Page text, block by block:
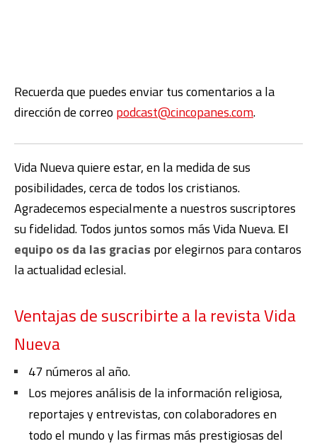
Recuerda que puedes enviar tus comentarios a la
dirección de correo podcast@cincopanes.com.
Vida Nueva quiere estar, en la medida de sus
posibilidades, cerca de todos los cristianos.
Agradecemos especialmente a nuestros suscriptores
su fidelidad. Todos juntos somos más Vida Nueva.El
equipo os da las gracias por elegirnos para contaros
la actualidad eclesial.
Ventajas de suscribirte a la revista Vida
Nueva
47 números al año.
Los mejores análisis de la información religiosa,
reportajes y entrevistas, con colaboradores en
todo el mundo y las firmas más prestigiosas del